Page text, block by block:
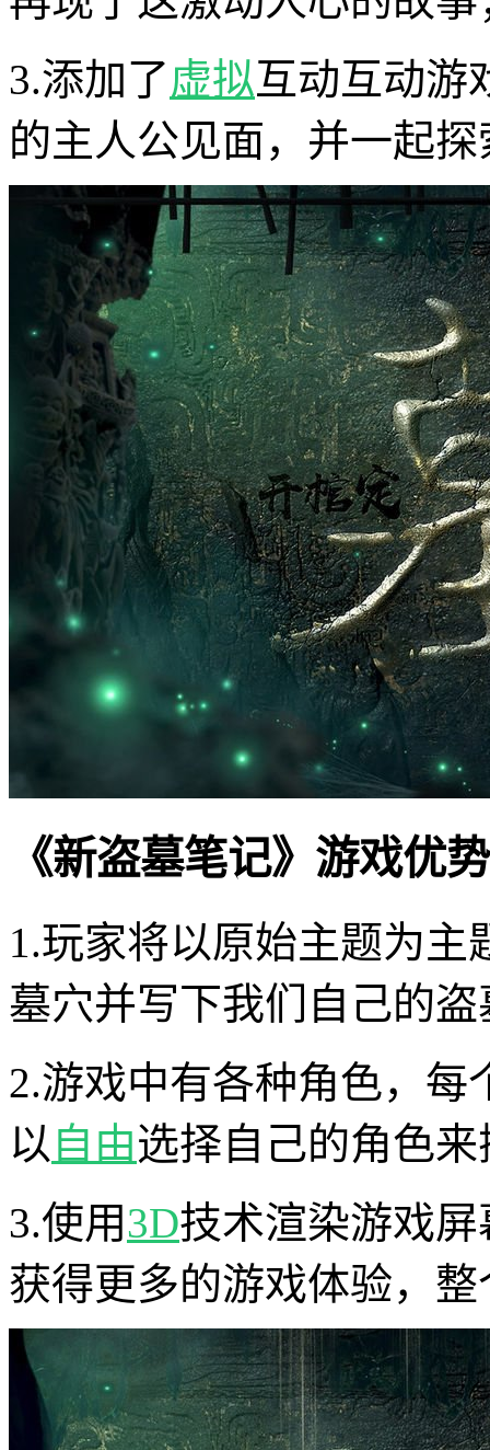
3.添加了虚拟互动互动游
的主人公见面，并一起
《新盗墓笔记》游戏优
1.玩家将以原始主题为
墓穴并写下我们自己的
2.游戏中有各种角色，
以 自由选择自己的角色
3.使用3D技术渲染游戏
获得更多的游戏体验，